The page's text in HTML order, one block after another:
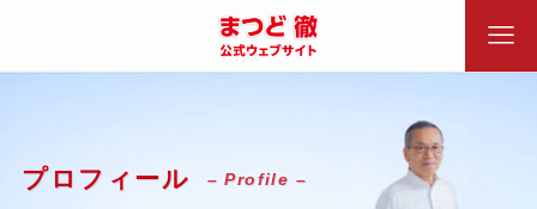
プロフィール – Profile –